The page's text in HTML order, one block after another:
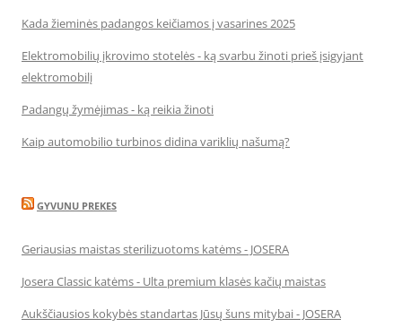
Kada žieminės padangos keičiamos į vasarines 2025
Elektromobilių įkrovimo stotelės - ką svarbu žinoti prieš įsigyjant
elektromobilį
Padangų žymėjimas - ką reikia žinoti
Kaip automobilio turbinos didina variklių našumą?
GYVUNU PREKES
Geriausias maistas sterilizuotoms katėms - JOSERA
Josera Classic katėms - Ulta premium klasės kačių maistas
Aukščiausios kokybės standartas Jūsų šuns mitybai - JOSERA